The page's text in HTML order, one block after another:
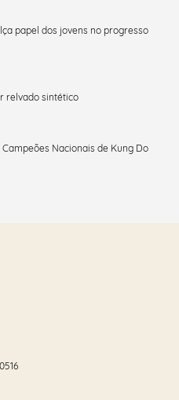
papel dos jovens no progresso
relvado sintético
Nacionais de Kung Do